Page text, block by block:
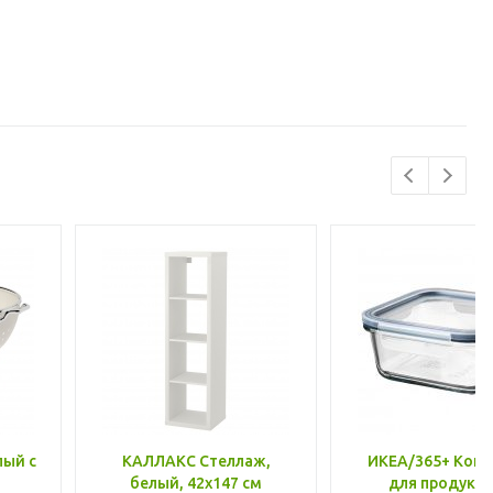
с
КАЛЛАКС Стеллаж,
белый, 42x147 см
ИКЕА/365+
для